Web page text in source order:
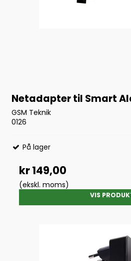
Netadapter til Smart
GSM Teknik
0126
På lager
kr 149,00
(ekskl. moms)
VIS